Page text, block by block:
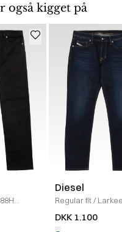
også kigget på
Diesel
Regular fit/
1986 Jeans
DKK 1.100